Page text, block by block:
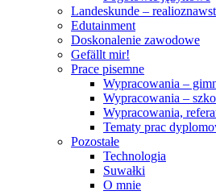
Landeskunde –
Edutainment
Doskonalenie zawodowe
Gefällt mir!
Prace pisemne
Wypracowania –
Wypracowania –
Wypracowania,
Tematy prac
Pozostałe
Technologia
Suwałki
O mnie